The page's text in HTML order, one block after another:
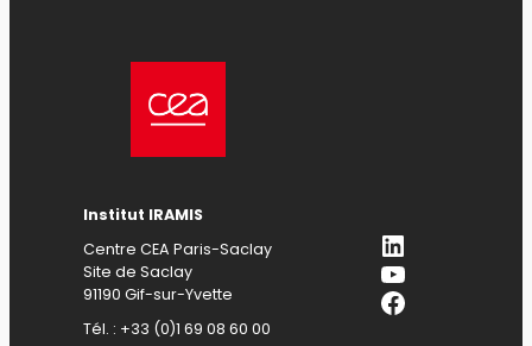
Institut IRAMIS
Centre CEA Paris-Saclay
Site de Saclay
91190 Gif-sur-Yvette
Tél. : +33 (0)1 69 08 60 00
LinkedIn
YouTube
Facebook